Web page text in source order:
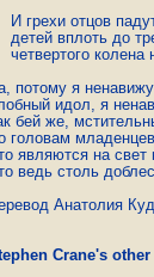
И грехи отцов
детей вплоть до
четвертого
потому я
идол, я
бей же,
головам
являются на свет
ведь столь
Анатолия
Crane's